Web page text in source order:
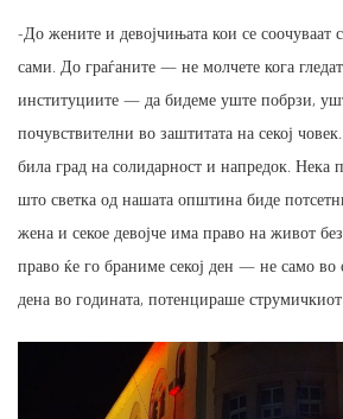
-До жените и девојчињата кои се соочуваат
сами. До граѓаните — не молчете кога
институциите — да бидеме уште побрзи,
почувствителни во заштитата на секој
била град на солидарност и напредок. Нека
што светка од нашата општина биде
жена и секое девојче има право на живот
право ќе го браниме секој ден — не само
дена во годината, потенцираше